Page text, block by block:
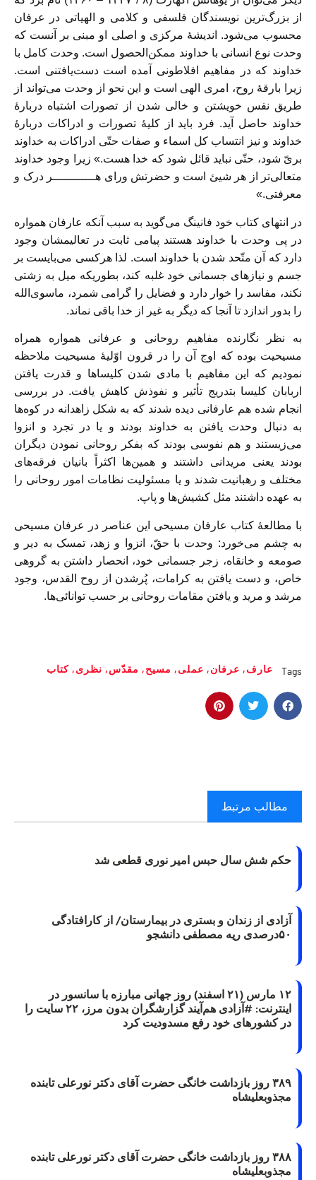
از بزرگ‌ترین نویسندگان فلسفی و کلامی و الهیاتی در عرفان
محسوب می‌شود. اندیشۀ مرکزی و اصلی او مبنی بر آنست که
وحدت نوع انسانی با خداوند ممکن‌الحصول است. وحدت کامل با
خداوند که در مفاهیم افلاطونی آمده است دست‌یافتنی است.
زیرا بارقۀ روح، امری الهی است و این نحو از وحدت می‌تواند از
طریق نفس خویشتن و خالی شدن از تصورات اشتباه دربارۀ
خداوند حاصل آید. فرد باید از کلیۀ تصورات و ادراکات دربارۀ
خداوند و نیز انتساب کل اسماء و صفات حتّی ادراکات به خداوند
بریّ شود، حتّی نباید قائل شود که خدا هست.» زیرا وجود خداوند
متعالی‌تر از هر شیئ است و حضرتش ورای هــــــــــــر درک و
معرفتی.»
در انتهای کتاب خود فانینگ می‌گوید به سبب آنکه عارفان همواره
در پی وحدت با خداوند هستند پیامی ثابت در تعالیمشان وجود
دارد که آن متّحد شدن با خداوند است. لذا هرکسی می‌بایست بر
جسم و نیازهای جسمانی خود غلبه کند، بطوریکه میل به زشتی
نکند، مفاسد را خوار دارد و فضایل را گرامی شمرد، ماسوی‌الله
را بدور اندازد تا آنجا که دیگر به غیر از خدا باقی نماند.
به نظر نگارنده مفاهیم روحانی و عرفانی همواره همراه
مسیحیت بوده که اوج آن را در قرون اوّلیۀ مسیحیت ملاحظه
نمودیم که این مفاهیم با مادی شدن کلیسا‌ها و قدرت یافتن
اربابان کلیسا بتدریج تأثیر و نفوذش کاهش یافت. در بررسی
انجام شده هم عارفانی دیده شدند که به شکل زاهدانه در کوه‌ها
به دنبال وحدت یافتن به خداوند بودند و یا در تجرد و انزوا
می‌زیستند و هم نفوسی بودند که بفکر روحانی نمودن دیگران
بودند یعنی مریدانی داشتند و همین‌ها اکثراً بانیان فرقه‌های
مختلف و رهبانیت شدند و یا مسئولیت نظامات امور روحانی را
به عهده داشتند مثل کشیش‌ها و پاپ.
با مطالعۀ کتاب عارفان مسیحی این عناصر در عرفان مسیحی
به چشم می‌خورد: وحدت با حقّ، انزوا و زهد، تمسک به دیر و
صومعه و خانقاه، زجر جسمانی خود، انحصار داشتن به گروهی
خاص، و دست یافتن به کرامات، پُرشدن از روح القدس، وجود
مرشد و مرید و یافتن مقامات روحانی بر حسب توانائی‌ها.
Tags عارف, عرفان, عملی, مسیح, مقدّس, نظری, کتاب
مطالب مرتبط
حکم شش سال حبس امیر نوری قطعی شد
آزادی از زندان و بستری در بیمارستان/ از کارافتادگی
۵۰درصدی ریه مصطفی دانشجو
۱۲ مارس (۲۱ اسفند) روز جهانی مبارزه با سانسور در
اینترنت: #آزادی هم‌آیند گزارشگران‌ بدون مرز، ۲۲ سایت را
در کشورهای خود رفع مسدودیت کرد
۳۸۹ روز بازداشت خانگی حضرت آقای دکتر نورعلی تابنده
مجذوبعلیشاه
۳۸۸ روز بازداشت خانگی حضرت آقای دکتر نورعلی تابنده
مجذوبعلیشاه